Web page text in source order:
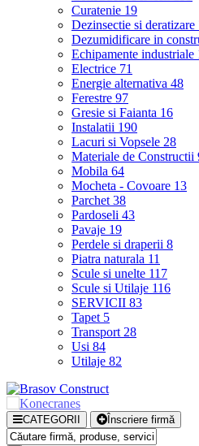
Curatenie 19
Dezinsectie si deratizare
Dezumidificare in
Echipamente industriale
Electrice 71
Energie alternativa 48
Ferestre 97
Gresie si Faianta 16
Instalatii 190
Lacuri si Vopsele 28
Materiale de Constructii
Mobila 64
Mocheta - Covoare 13
Parchet 38
Pardoseli 43
Pavaje 19
Perdele si draperii 8
Piatra naturala 11
Scule si unelte 117
Scule si Utilaje 116
SERVICII 83
Tapet 5
Transport 28
Usi 84
Utilaje 82
CATEGORII Înscriere firmă